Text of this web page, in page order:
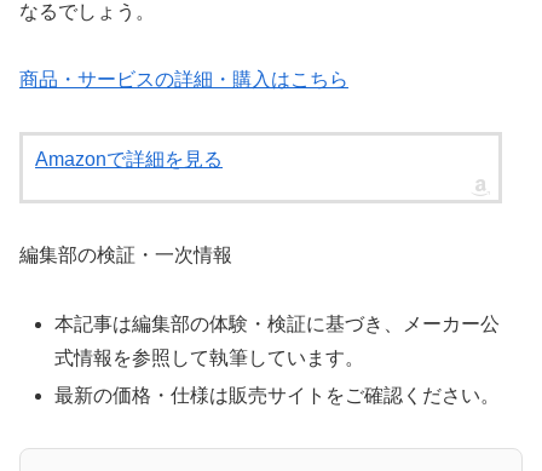
なるでしょう。
商品・サービスの詳細・購入はこちら
Amazonで詳細を見る
編集部の検証・一次情報
本記事は編集部の体験・検証に基づき、メーカー公
式情報を参照して執筆しています。
最新の価格・仕様は販売サイトをご確認ください。